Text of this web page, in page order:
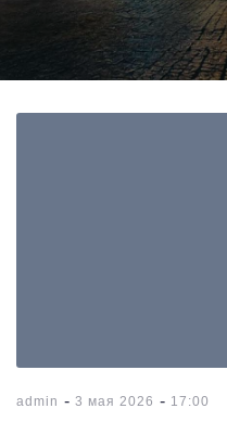
admin - 3 мая 2026 - 17:00